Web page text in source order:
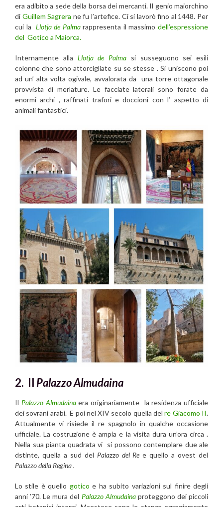
era adibito a sede della borsa dei mercanti. Il genio maiorchino
di Guillem Sagrera ne fu l’artefice. Ci si lavorò fino al 1448. Per
cui la Llotja de Palmarappresenta il massimodell’espressione
del Gotico a Maiorca.
Internamente alla Llotja de Palma si susseguono sei esili
colonne che sono attorcigliate su se stesse . Si uniscono poi
ad un’ alta volta ogivale, avvalorata da una torre ottagonale
provvista di merlature. Le facciate laterali sono forate da
enormi archi , raffinati trafori e doccioni con l’ aspetto di
animali fantastici.
2. IlPalazzo Almudaina
Il Palazzo Almudainaera originariamente la residenza ufficiale
dei sovrani arabi. E poi nel XIV secolo quella delre Giacomo II.
Attualmente vi risiede il re spagnolo in qualche occasione
ufficiale. La costruzione è ampia e la visita dura un’ora circa .
Nella sua pianta quadrata vi si possono contemplare due ale
dstinte, quella a sud del Palazzo del Re e quello a ovest del
Palazzo della Regina .
Lo stile è quello gotico e ha subito variazioni sul finire degli
anni ’70. Le mura del Palazzo Almudainaproteggono dei piccoli